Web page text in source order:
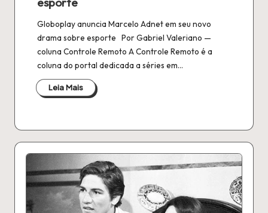
Globoplay anuncia Marcelo Adnet em seu novo
drama sobre esporte Por Gabriel Valeriano —
coluna Controle Remoto A Controle Remoto é a
coluna do portal dedicada a séries em…
Leia Mais